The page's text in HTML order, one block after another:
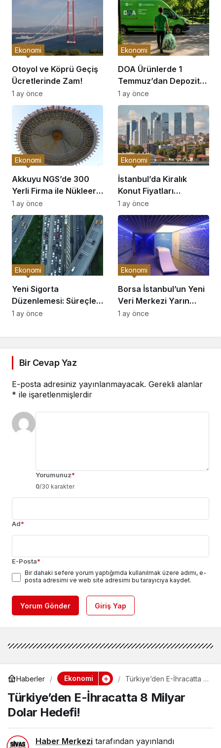
Otoyol ve Köprü Geçiş
Ücretlerinde Zam!
Ekonomi
1 ay önce
DOA Ürünlerde 1
Temmuz’dan Depozito
İadesi Başlıyor!
Ekonomi
1 ay önce
Akkuyu NGS’de 300
Yerli Firma ile Nükleer
Atılım!
Ekonomi
1 ay önce
İstanbul’da Kiralık
Konut Fiyatları
Yükseliyor!
Ekonomi
1 ay önce
Yeni Sigorta
Düzenlemesi: Süreçler
Hızlanıyor!
Ekonomi
1 ay önce
Borsa İstanbul’un Yeni
Veri Merkezi Yarın
Açılıyor!
Ekonomi
1 ay önce
Bir Cevap Yaz
E-posta adresiniz yayınlanmayacak. Gerekli alanlar
* ile işaretlenmişlerdir
Yorumunuz*
0/30 karakter
Ad*
E-Posta*
Bir dahaki sefere yorum yaptığımda kullanılmak üzere adımı, e-
posta adresimi ve web site adresimi bu tarayıcıya kaydet.
Yorum Gönder Giriş Yap
Haberler Ekonomi
Türkiye’den E-İhracatta 8
Türkiye’den E-İhracatta 8 Milyar
Dolar Hedefi!
Haber Merkezi tarafından yayınlandı